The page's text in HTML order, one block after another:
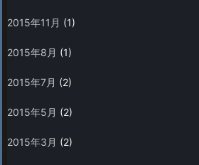
2015年11月 (1)
2015年8月 (1)
2015年7月 (2)
2015年5月 (2)
2015年3月 (2)